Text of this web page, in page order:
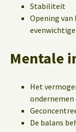
Stabiliteit
Opening
Mentale
Het
De balans